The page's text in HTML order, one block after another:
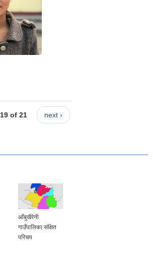
19 of 21 next ›
आँबुखैरेनी
गाउँपालिका संक्षित
परिचय